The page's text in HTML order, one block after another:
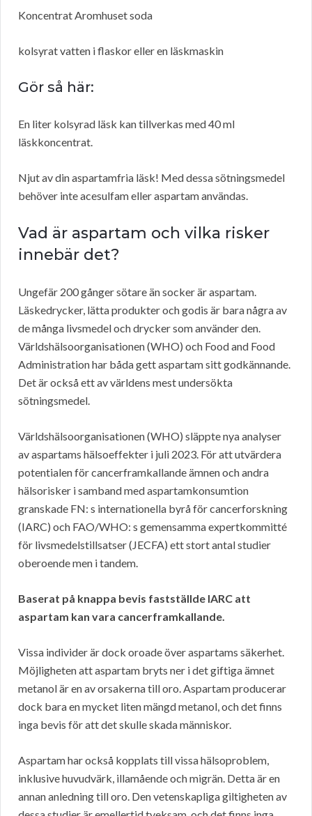
Koncentrat Aromhuset soda
kolsyrat vatten i flaskor eller en läskmaskin
Gör så här:
En liter kolsyrad läsk kan tillverkas med 40 ml
läskkoncentrat.
Njut av din aspartamfria läsk! Med dessa sötningsmedel
behöver inte acesulfam eller aspartam användas.
Vad är aspartam och vilka risker
innebär det?
Ungefär 200 gånger sötare än socker är aspartam.
Läskedrycker, lätta produkter och godis är bara några av
de många livsmedel och drycker som använder den.
Världshälsoorganisationen (WHO) och Food and Food
Administration har båda gett aspartam sitt godkännande.
Det är också ett av världens mest undersökta
sötningsmedel.
Världshälsoorganisationen (WHO) släppte nya analyser
av aspartams hälsoeffekter i juli 2023. För att utvärdera
potentialen för cancerframkallande ämnen och andra
hälsorisker i samband med aspartamkonsumtion
granskade FN: s internationella byrå för cancerforskning
(IARC) och FAO/WHO: s gemensamma expertkommitté
för livsmedelstillsatser (JECFA) ett stort antal studier
oberoende men i tandem.
Baserat på knappa bevis fastställde IARC att
aspartam kan vara cancerframkallande.
Vissa individer är dock oroade över aspartams säkerhet.
Möjligheten att aspartam bryts ner i det giftiga ämnet
metanol är en av orsakerna till oro. Aspartam producerar
dock bara en mycket liten mängd metanol, och det finns
inga bevis för att det skulle skada människor.
Aspartam har också kopplats till vissa hälsoproblem,
inklusive huvudvärk, illamående och migrän. Detta är en
annan anledning till oro. Den vetenskapliga giltigheten av